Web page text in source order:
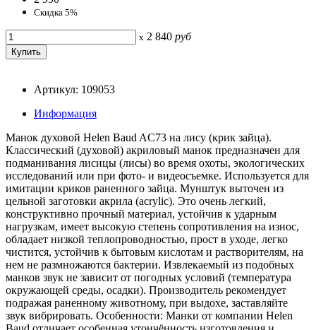
Скидка 5%
x 2 840 руб
Артикул: 109053
Информация
Манок духовой Helen Baud AC73 на лису (крик зайца).
Классический (духовой) акриловый манок предназначен для
подманивания лисицы (лисы) во время охоты, экологических
исследований или при фото- и видеосъемке. Используется для
имитации криков раненного зайца. Мунштук выточен из
цельной заготовки акрила (acrylic). Это очень легкий,
конструктивно прочный материал, устойчив к ударным
нагрузкам, имеет высокую степень сопротивления на износ,
обладает низкой теплопроводностью, прост в уходе, легко
чистится, устойчив к бытовым кислотам и растворителям, на
нем не размножаются бактерии. Извлекаемый из подобных
манков звук не зависит от погодных условий (температура
окружающей среды, осадки). Производитель рекомендует
подражая раненному животному, при выдохе, заставляйте
звук вибрировать. Особенности: Манки от компании Helen